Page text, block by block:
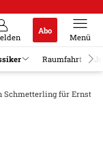
Abo
Menü
Raumfahrt
Schmetterling für Ernst